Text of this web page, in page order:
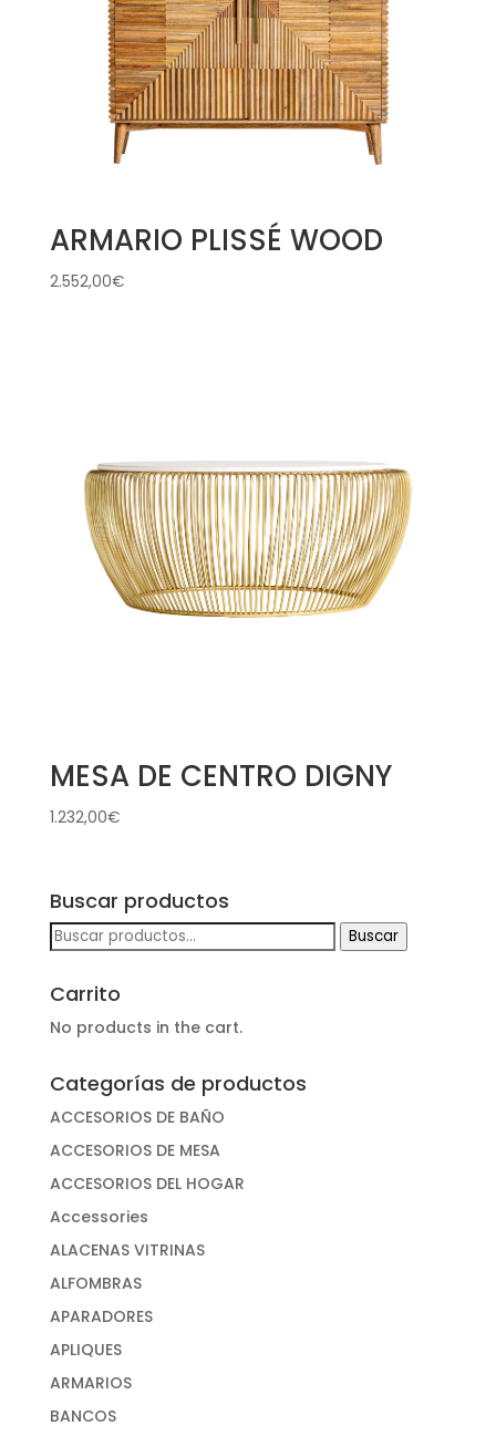
ARMARIO PLISSÉ WOOD
2.552,00€
MESA DE CENTRO DIGNY
1.232,00€
Buscar productos
Buscar
Buscar
Carrito
No products in the cart.
Categorías de productos
ACCESORIOS DE BAÑO
ACCESORIOS DE MESA
ACCESORIOS DEL HOGAR
Accessories
ALACENAS VITRINAS
ALFOMBRAS
APARADORES
APLIQUES
ARMARIOS
BANCOS